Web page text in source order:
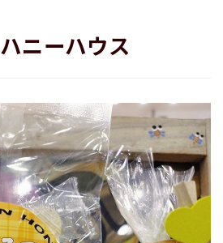
ハニーハウス